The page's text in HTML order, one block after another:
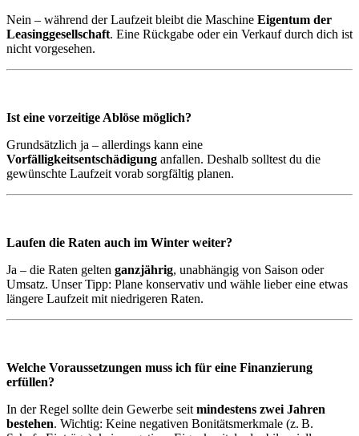
Nein – während der Laufzeit bleibt die Maschine Eigentum der
Leasinggesellschaft. Eine Rückgabe oder ein Verkauf durch dich ist
nicht vorgesehen.
Ist eine vorzeitige Ablöse möglich?
Grundsätzlich ja – allerdings kann eine
Vorfälligkeitsentschädigung anfallen. Deshalb solltest du die
gewünschte Laufzeit vorab sorgfältig planen.
Laufen die Raten auch im Winter weiter?
Ja – die Raten gelten ganzjährig, unabhängig von Saison oder
Umsatz. Unser Tipp: Plane konservativ und wähle lieber eine etwas
längere Laufzeit mit niedrigeren Raten.
Welche Voraussetzungen muss ich für eine Finanzierung
erfüllen?
In der Regel sollte dein Gewerbe seit mindestens zwei Jahren
bestehen. Wichtig: Keine negativen Bonitätsmerkmale (z. B.